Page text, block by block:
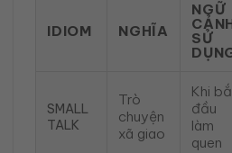
IDIOM NGHĨA
NGỮ
SỬ
SMALL
TALK
Trò
chuyện
xã giao
Khi
đầu
làm
quen